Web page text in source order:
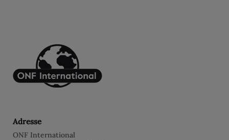
Adresse
ONF International